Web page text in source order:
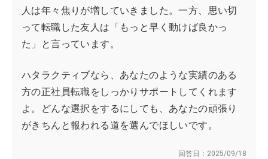
人は年々焦りが増していきました。一方、思い切
って転職した友人は「もっと早く動けば良かっ
た」と言っています。
ハタラクティブなら、あなたのような実績のある
方の正社員転職をしっかりサポートしてくれます
よ。どんな選択をするにしても、あなたの頑張り
がきちんと報われる道を選んでほしいです。
回答日： 2025/09/18